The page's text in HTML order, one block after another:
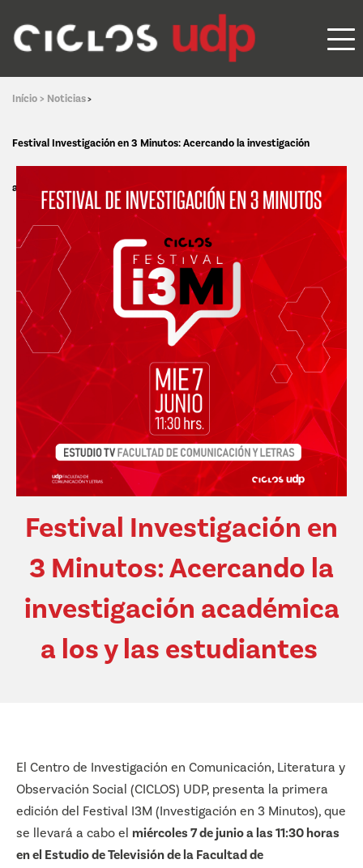
Início > Noticias>
Festival Investigación en 3 Minutos: Acercando la investigación
académica a los y las estudiantes
Festival Investigación en
3 Minutos: Acercando la
investigación académica
a los y las estudiantes
El Centro de Investigación en Comunicación, Literatura y
Observación Social (CICLOS) UDP, presenta la primera
edición del Festival I3M (Investigación en 3 Minutos), que
se llevará a cabo el miércoles 7 de junio a las 11:30 horas
en el Estudio de Televisión de la Facultad de